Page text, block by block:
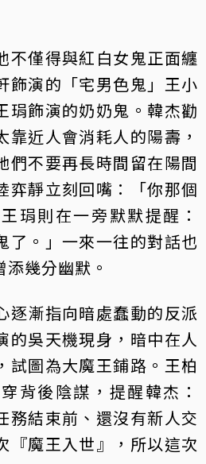
不僅得與紅白女鬼正面纏
飾演的「宅男色鬼」王小
琄飾演的奶奶鬼。韓杰勸
靠近人會消耗人的陽壽，
們不要再長時間留在陽間
弈靜立刻回嘴：「你那個
琄則在一旁默默提醒：
了。」一來一往的對話也
幾分幽默。
逐漸指向暗處蠢動的反派
的吳天機現身，暗中在人
試圖為大魔王鋪路。王柏
背後陰謀，提醒韓杰：
務結束前、還沒有新人交
『魔王入世』，所以這次